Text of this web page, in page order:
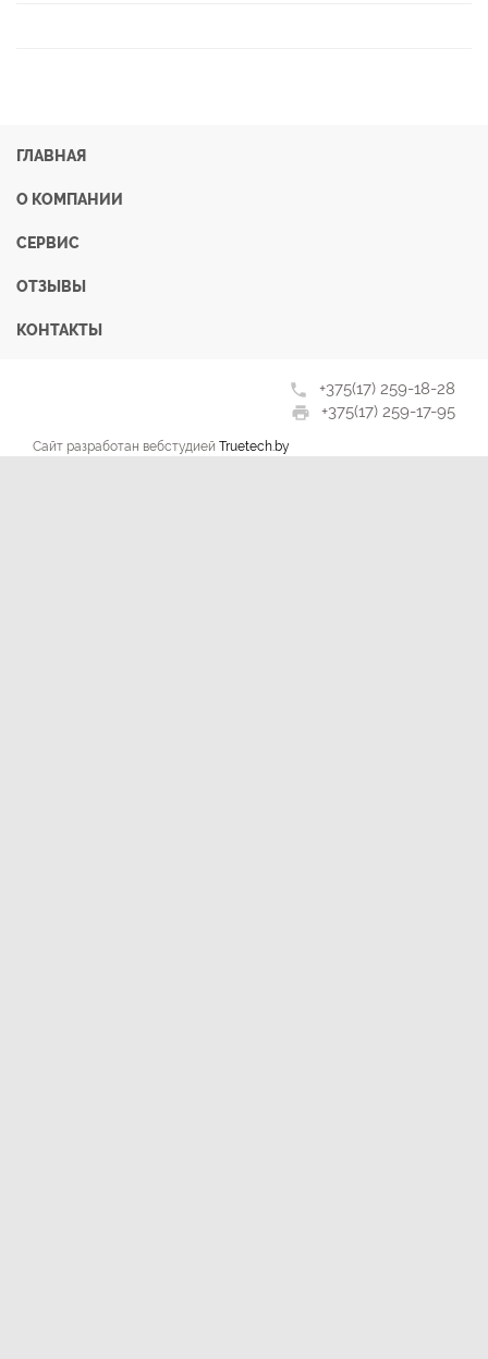
ГЛАВНАЯ
О КОМПАНИИ
СЕРВИС
ОТЗЫВЫ
КОНТАКТЫ
phone
+375(17) 259-18-28
print
+375(17) 259-17-95
Сайт разработан вебстудией Truetech.by